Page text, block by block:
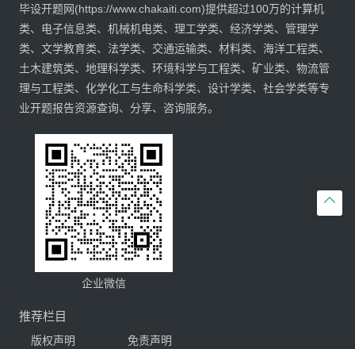

毕设开题网(https://www.chakaiti.com)提供超过100万的计算机
类、电子信息类、机械机电类、理工学类、经济学类、管理学
类、文学教育类、法学类、交通运输类、材料类、海洋工程类、
土木建筑类、地理科学类、环境科学与工程类、矿业类、物流管
理与工程类、化学化工与生命科学类、设计学类、社会学类等专
业开题报告资源查询、分享、咨询服务。
企业微信
推荐栏目
版权声明 免责声明